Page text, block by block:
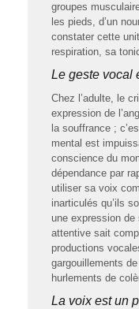
groupes
les pieds, d’un
constater cette
respiration, sa
Le geste vocal
Chez l’adulte, le
expression de
la souffrance ;
mental est
conscience du
dépendance par
utiliser sa voix
inarticulés qu’ils
une expression
attentive sait
productions
gargouillements
hurlements de
La voix est un